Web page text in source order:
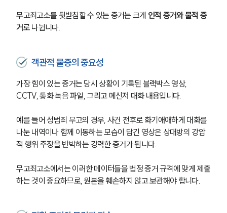
무고죄고소를 뒷받침할 수 있는 증거는 크게 인적 증거와 물적 증
거로 나뉩니다.
객관적 물증의 중요성
가장 힘이 있는 증거는 당시 상황이 기록된 블랙박스 영상,
CCTV, 통화 녹음 파일, 그리고 메신저 대화 내용입니다.
예를 들어 성범죄 무고의 경우, 사건 전후로 화기애애하게 대화를
나눈 내역이나 함께 이동하는 모습이 담긴 영상은 상대방의 강압
적 행위 주장을 반박하는 강력한 증거가 됩니다.
무고죄고소에서는 이러한 데이터들을 법정 증거 규격에 맞게 제출
하는 것이 중요하므로, 원본을 훼손하지 않고 보관해야 합니다.